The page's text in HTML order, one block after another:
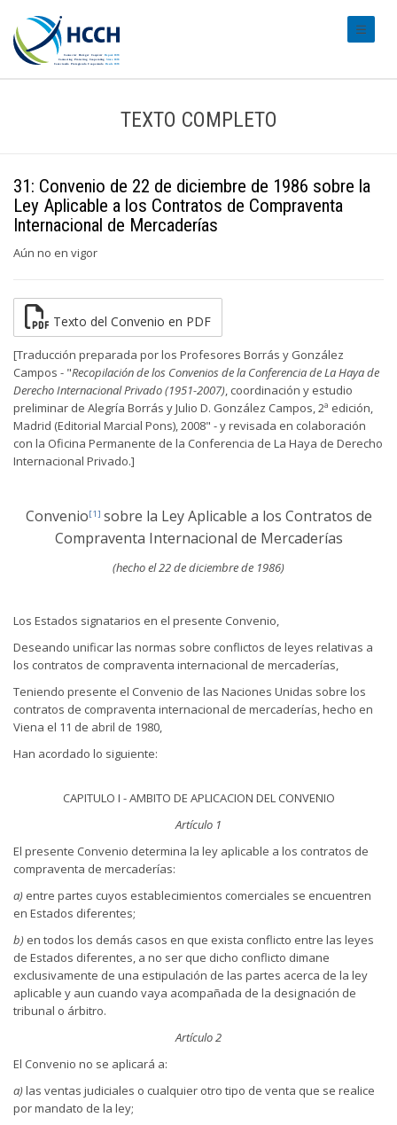
TEXTO COMPLETO
31: Convenio de 22 de diciembre de 1986 sobre la
Ley Aplicable a los Contratos de Compraventa
Internacional de Mercaderías
Aún no en vigor
Texto del Convenio en PDF
[Traducción preparada por los Profesores Borrás y González
Campos - "Recopilación de los Convenios de la Conferencia de La Haya de
Derecho Internacional Privado (1951-2007) , coordinación y estudio
preliminar de Alegría Borrás y Julio D. González Campos, 2ª edición,
Madrid (Editorial Marcial Pons), 2008" - y revisada en colaboración
con la Oficina Permanente de la Conferencia de La Haya de Derecho
Internacional Privado.]
Convenio[1] sobre la Ley Aplicable a los Contratos de
Compraventa Internacional de Mercaderías
(hecho el 22 de diciembre de 1986)
Los Estados signatarios en el presente Convenio,
Deseando unificar las normas sobre conflictos de leyes relativas a
los contratos de compraventa internacional de mercaderías,
Teniendo presente el Convenio de las Naciones Unidas sobre los
contratos de compraventa internacional de mercaderías, hecho en
Viena el 11 de abril de 1980,
Han acordado lo siguiente:
CAPITULO I - AMBITO DE APLICACION DEL CONVENIO
Artículo 1
El presente Convenio determina la ley aplicable a los contratos de
compraventa de mercaderías:
a) entre partes cuyos establecimientos comerciales se encuentren
en Estados diferentes;
b) en todos los demás casos en que exista conflicto entre las leyes
de Estados diferentes, a no ser que dicho conflicto dimane
exclusivamente de una estipulación de las partes acerca de la ley
aplicable y aun cuando vaya acompañada de la designación de
tribunal o árbitro.
Artículo 2
El Convenio no se aplicará a:
a)las ventas judiciales o cualquier otro tipo de venta que se realice
por mandato de la ley;